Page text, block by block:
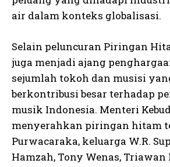
air dalam konteks globalisasi.
Selain peluncuran Piringan
juga menjadi ajang
sejumlah tokoh dan musisi
berkontribusi besar terhadap
musik Indonesia. Menteri
menyerahkan piringan hitam
Purwacaraka, keluarga W.R.
Hamzah, Tony Wenas, Triawan